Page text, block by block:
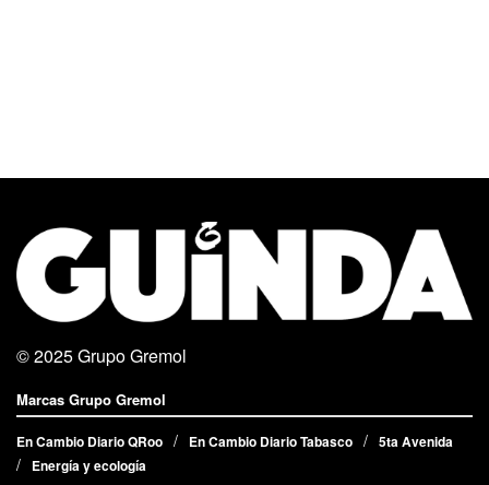
© 2025Grupo Gremol
Marcas Grupo Gremol
En Cambio Diario QRoo En Cambio Diario Tabasco
5ta Avenida
Energía y ecología